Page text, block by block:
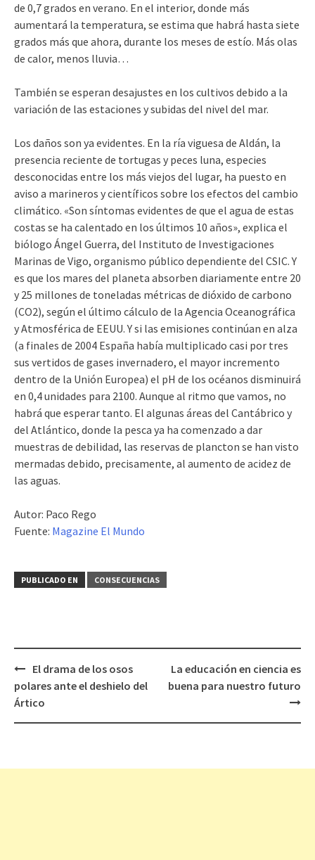
de 0,7 grados en verano. En el interior, donde más
aumentará la temperatura, se estima que habrá hasta siete
grados más que ahora, durante los meses de estío. Más olas
de calor, menos lluvia…
También se esperan desajustes en los cultivos debido a la
variación de las estaciones y subidas del nivel del mar.
Los daños son ya evidentes. En la ría viguesa de Aldán, la
presencia reciente de tortugas y peces luna, especies
desconocidas entre los más viejos del lugar, ha puesto en
aviso a marineros y científicos sobre los efectos del cambio
climático. «Son síntomas evidentes de que el agua de estas
costas se ha calentado en los últimos 10 años», explica el
biólogo Ángel Guerra, del Instituto de Investigaciones
Marinas de Vigo, organismo público dependiente del CSIC. Y
es que los mares del planeta absorben diariamente entre 20
y 25 millones de toneladas métricas de dióxido de carbono
(CO2), según el último cálculo de la Agencia Oceanográfica
y Atmosférica de EEUU. Y si las emisiones continúan en alza
(a finales de 2004 España había multiplicado casi por tres
sus vertidos de gases invernadero, el mayor incremento
dentro de la Unión Europea) el pH de los océanos disminuirá
en 0,4 unidades para 2100. Aunque al ritmo que vamos, no
habrá que esperar tanto. El algunas áreas del Cantábrico y
del Atlántico, donde la pesca ya ha comenzado a dar
muestras de debilidad, las reservas de plancton se han visto
mermadas debido, precisamente, al aumento de acidez de
las aguas.
Autor: Paco Rego
Fuente: Magazine El Mundo
PUBLICADO EN CONSECUENCIAS
Navegación
de
El drama de los osos
polares ante el deshielo del
Ártico
La educación en ciencia es
buena para nuestro futuro